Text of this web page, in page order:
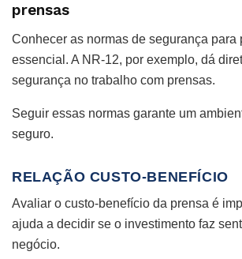
prensas
Conhecer as normas de segurança para
essencial. A NR-12, por exemplo, dá
segurança no trabalho com prensas.
Seguir essas normas garante um
seguro.
RELAÇÃO CUSTO-BENEFÍCIO
Avaliar o custo-benefício da prensa é
ajuda a decidir se o investimento faz
negócio.